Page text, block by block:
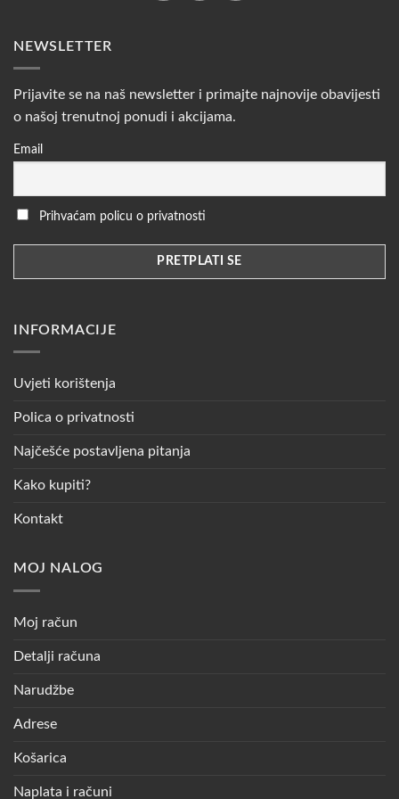
NEWSLETTER
Prijavite se na naš newsletter i primajte najnovije obavijesti
o našoj trenutnoj ponudi i akcijama.
Email
Prihvaćam policu o privatnosti
INFORMACIJE
Uvjeti korištenja
Polica o privatnosti
Najčešće postavljena pitanja
Kako kupiti?
Kontakt
MOJ NALOG
Moj račun
Detalji računa
Narudžbe
Adrese
Košarica
Naplata i računi